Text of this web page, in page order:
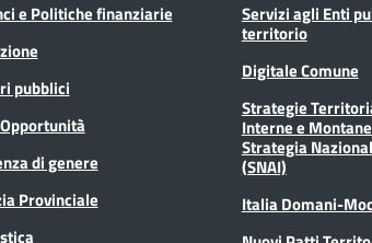
e Politiche finanziarie
pubblici
di genere
Provinciale
Servizi agli Enti
territorio
Digitale Comune
Strategie
Interne e
Strategia
(SNAI)
Italia Domani-